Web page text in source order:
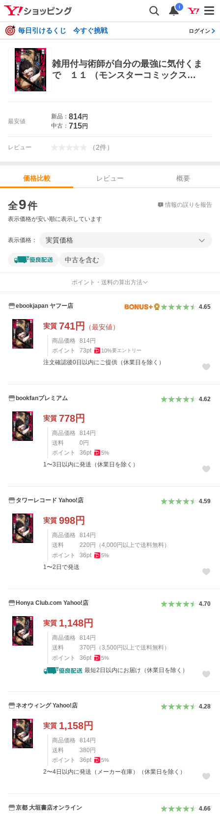
i
毎日引けるくじ 今すぐ挑戦 ログイン
雑用付与術師が自分の最強に気付くま
で １１ （モンスターコミックス）
最安値
新品： 814円
中古： 715円
レビュー （2件）
価格比較 レビュー
概要
全9件 情報の誤りを報告
表示価格が安い順に表示しています
表示価格： 実質価格
中古を含む
ポイント・送料の算出方法
ebookjapan ヤフー店 4.65
実質 741円 （最安値）
商品価格 814円
ポイント
73pt 10%要エントリー
注文確認後0日以内にご提供（休業日を除く）
bookfanプレミアム 4.62
実質 778円
商品価格 814円
送料
0 円
ポイント
36pt 5%
1〜3日以内に発送（休業日を除く）
タワーレコード Yahoo!店 4.59
実質 998円
商品価格 814円
送料
220 円 （4,000 円以上で送料無料）
ポイント
36pt 5%
1〜2日で発送
Honya Club.com Yahoo!店 4.70
実質 1,148円
商品価格 814円
送料
370 円 （3,500 円以上で送料無料）
ポイント
36pt 5%
最短2日以内にお届け（休業日を除く）
ネオウィング Yahoo!店 4.28
実質 1,158円
商品価格 814円
送料
380 円
ポイント
36pt 5%
2〜4日以内に発送（メーカー在庫）（休業日を除く）
京都 大垣書店オンライン 4.66